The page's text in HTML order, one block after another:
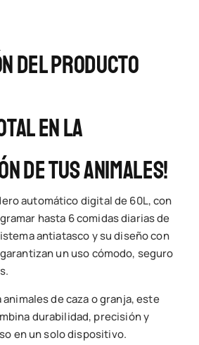
Del Producto
En La
De Tus Animales!
automático digital de 60L, con
hasta 6 comidas diarias de
antiatasco y su diseño con
un uso cómodo, seguro
de caza o granja, este
durabilidad, precisión y
en un solo dispositivo.